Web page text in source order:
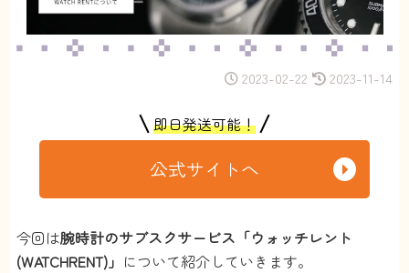
2023-02-22 2023-11-14
即日発送可能！
公式サイトへ
今回は腕時計のサブスクサービス「ウォッチレント
(WATCHRENT)」 について紹介していきます。